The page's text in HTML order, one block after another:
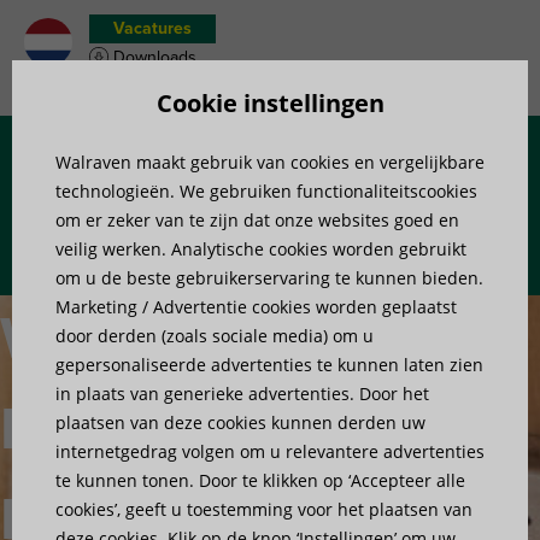
Vacatures
Downloads
Menu
Walraven
Britclips®
RSWB; de
Cookie instellingen
Walraven maakt gebruik van cookies en vergelijkbare
technologieën. We gebruiken functionaliteitscookies
om er zeker van te zijn dat onze websites goed en
veilig werken. Analytische cookies worden gebruikt
om u de beste gebruikerservaring te kunnen bieden.
Marketing / Advertentie cookies worden geplaatst
door derden (zoals sociale media) om u
gepersonaliseerde advertenties te kunnen laten zien
in plaats van generieke advertenties. Door het
plaatsen van deze cookies kunnen derden uw
internetgedrag volgen om u relevantere advertenties
te kunnen tonen. Door te klikken op ‘Accepteer alle
cookies’, geeft u toestemming voor het plaatsen van